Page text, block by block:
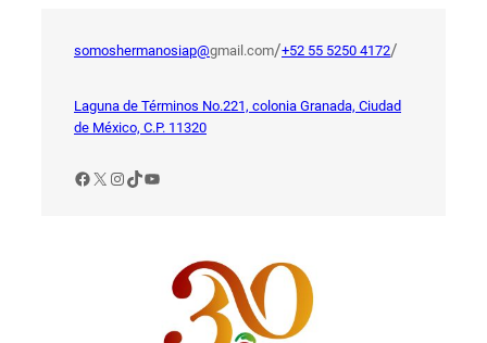
somoshermanosiap@gmail.com/+52 55 5250 4172/
Laguna de Términos No.221, colonia Granada, Ciudad
de México, C.P. 11320
Facebook
X Instagram
TikTok
YouTube